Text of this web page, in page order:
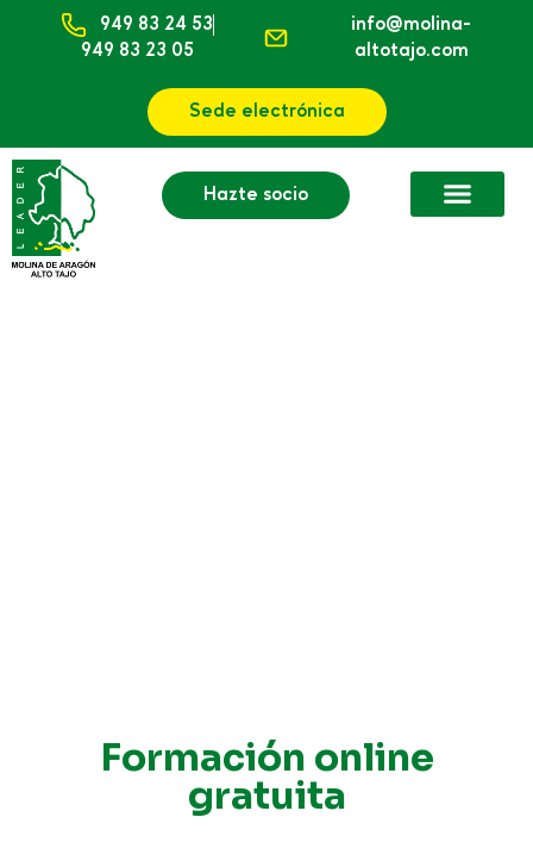
949 83 24 53
949 83 23 05
info@molina-
altotajo.com
Sede electrónica
Hazte socio
Formación online
gratuita